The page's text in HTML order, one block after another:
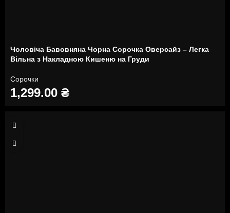
Чоловіча Бавовняна Чорна Сорочка Оверсайз – Легка
Вільна з Накладною Кишеню на Груди
Сорочки
1,299.00 ₴
XL